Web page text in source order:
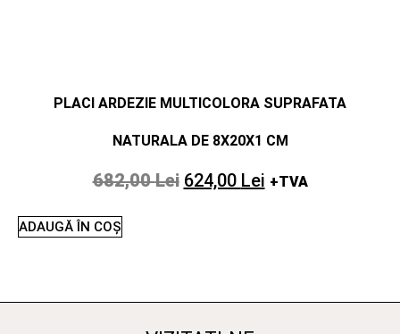
PLACI ARDEZIE MULTICOLORA SUPRAFATA
NATURALA DE 8X20X1 CM
682,00Lei 624,00 Lei +TVA
ADAUGĂ ÎN COȘ